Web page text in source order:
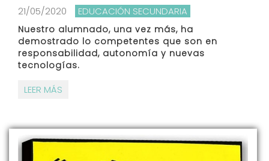
21/05/2020 EDUCACIÓN SECUNDARIA
Nuestro alumnado, una vez más, ha
demostrado lo competentes que son en
responsabilidad, autonomía y nuevas
tecnologías.
LEER MÁS